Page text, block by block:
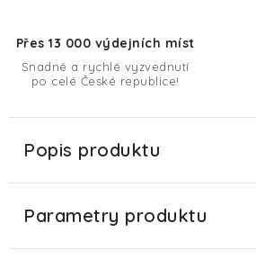
Přes 13 000 výdejních míst
Snadné a rychlé vyzvednutí
po celé České republice!
Popis produktu
Parametry produktu